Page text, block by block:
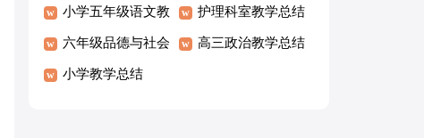
学工作总结 总结
小学五年级语文教
学工作总结
护理科室教学总结
六年级品德与社会
教学工作总结
高三政治教学总结
小学教学总结